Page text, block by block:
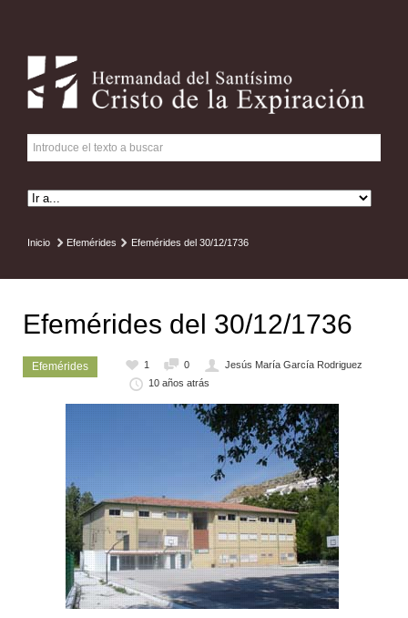
Inicio Efemérides Efemérides del 30/12/1736
Efemérides del 30/12/1736
Efemérides 1 0
Jesús María García Rodriguez
10 años atrás